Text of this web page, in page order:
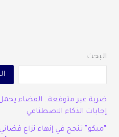
البحث
ضربة غير متوقعة.. القضاء
إجابات الذكاء الاصطناعي
“مبكو” تنجح في إنهاء نزاع